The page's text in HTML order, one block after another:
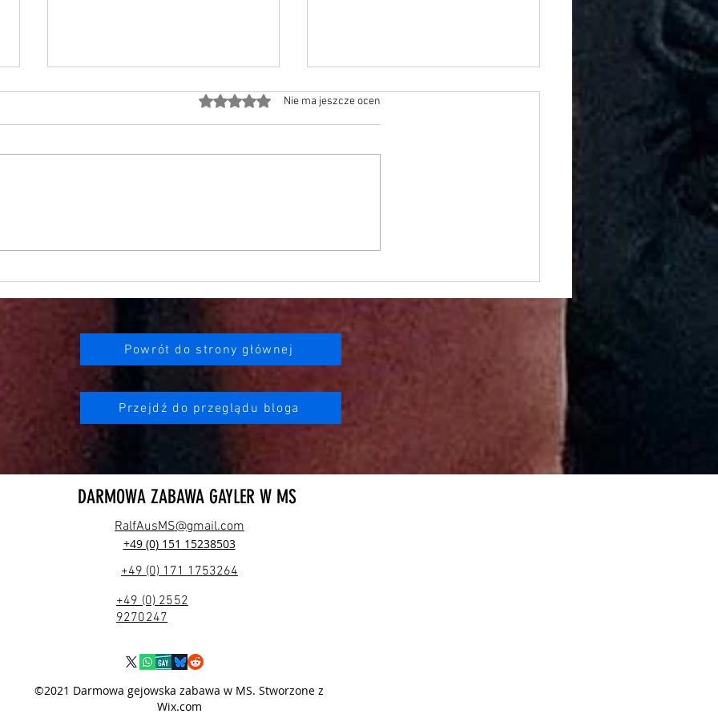
Oceniono na 0 z 5 gwiazdek.
Nie ma jeszcze ocen
Powrót do strony głównej
Przejdź do przeglądu bloga
DARMOWA ZABAWA GAYLER W MS
RalfAusMS@gmail.com
+49 (0) 151 15238503
+49 (0) 171 1753264
+49 (0) 2552
9270247
©2021 Darmowa gejowska zabawa w MS. Stworzone z
Wix.com